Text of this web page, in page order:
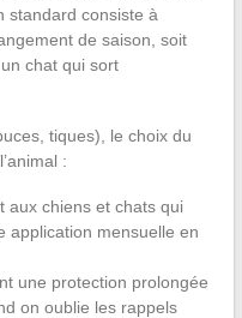
standard consiste à
de saison, soit
chat qui sort
tiques), le choix du
:
aux chiens et chats qui
application mensuelle en
une protection prolongée
on oublie les rappels